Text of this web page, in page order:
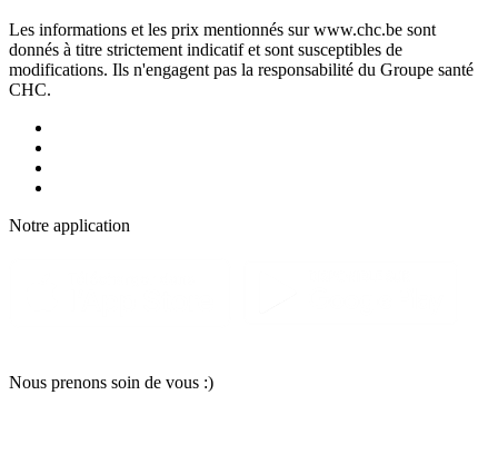
Les informations et les prix mentionnés sur www.chc.be sont
donnés à titre strictement indicatif et sont susceptibles de
modifications. Ils n'engagent pas la responsabilité du Groupe santé
CHC.
Notre application
Nous prenons soin de vous :)